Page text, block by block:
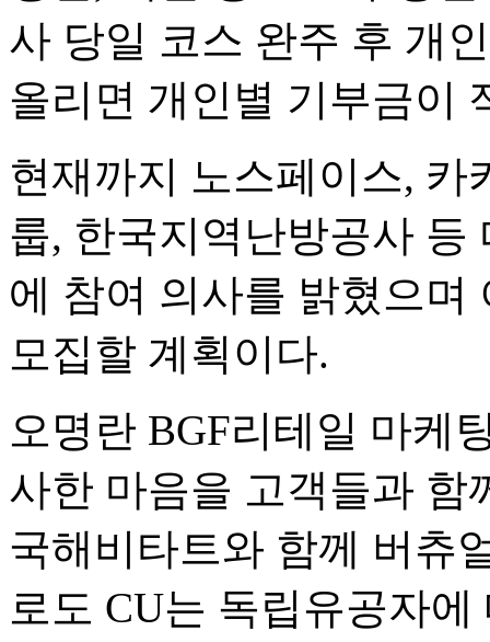
사 당일 코스 완주 후 개
올리면 개인별 기부금이
현재까지 노스페이스, 카
룹, 한국지역난방공사 등
에 참여 의사를 밝혔으며
모집할 계획이다.
오명란 BGF리테일 마케
사한 마음을 고객들과 함
국해비타트와 함께 버츄
로도 CU는 독립유공자